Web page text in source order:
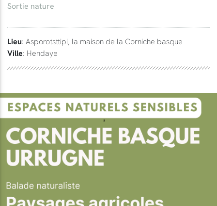
Sortie nature
Lieu: Asporotsttipi, la maison de la Corniche basque
Ville: Hendaye